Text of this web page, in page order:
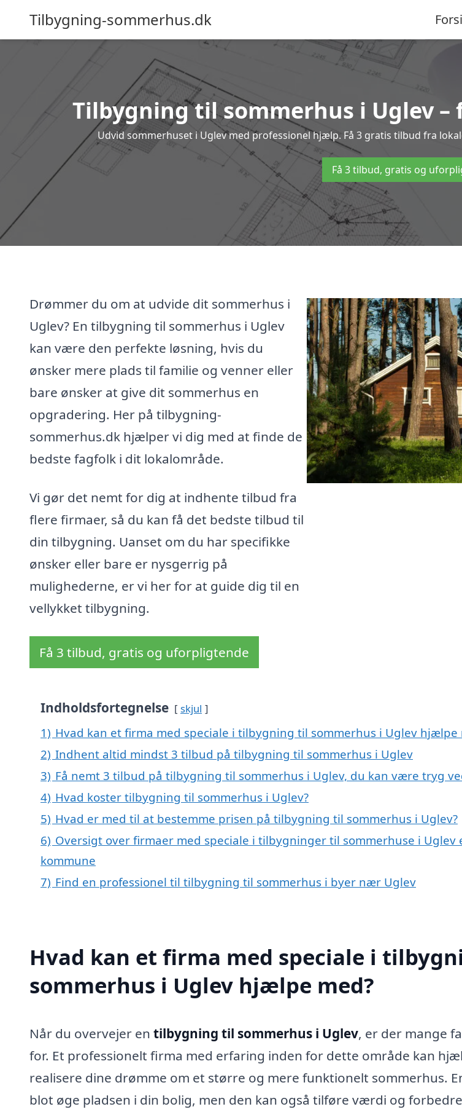
Tilbygning-sommerhus.dk
Tilbygning til sommerhus i Uglev
Udvid sommerhuset i Uglev med professionel hjælp. Få 3 gratis tilbud fra
Få 3 tilbud, gratis og
Drømmer du om at udvide dit sommerhus i
Uglev? En tilbygning til sommerhus i Uglev
kan være den perfekte løsning, hvis du
ønsker mere plads til familie og venner eller
bare ønsker at give dit sommerhus en
opgradering. Her på tilbygning-
sommerhus.dk hjælper vi dig med at finde de
bedste fagfolk i dit lokalområde.
Vi gør det nemt for dig at indhente tilbud fra
flere firmaer, så du kan få det bedste tilbud til
din tilbygning. Uanset om du har specifikke
ønsker eller bare er nysgerrig på
mulighederne, er vi her for at guide dig til en
vellykket tilbygning.
Få 3 tilbud, gratis og uforpligtende
Indholdsfortegnelse skjul
1) Hvad kan et firma med speciale i tilbygning til sommerhus i Uglev hjælpe
2) Indhent altid mindst 3 tilbud på tilbygning til sommerhus i Uglev
3) Få nemt 3 tilbud på tilbygning til sommerhus i Uglev, du kan være tryg
4) Hvad koster tilbygning til sommerhus i Uglev?
5) Hvad er med til at bestemme prisen på tilbygning til sommerhus i Uglev?
6) Oversigt over firmaer med speciale i tilbygninger til sommerhuse i Uglev
kommune
7) Find en professionel til tilbygning til sommerhus i byer nær Uglev
Hvad kan et firma med speciale i
sommerhus i Uglev hjælpe med?
Når du overvejer en tilbygning til sommerhus i Uglev, er der mange
for. Et professionelt firma med erfaring inden for dette område kan
realisere dine drømme om et større og mere funktionelt sommerhus.
blot øge pladsen i din bolig, men den kan også tilføre værdi og